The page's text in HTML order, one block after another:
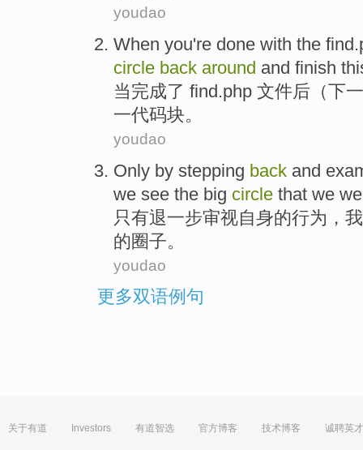
youdao
When you're done with the
circle back around and finish
当完成了 find.php 文件后（下
一代码块。
youdao
Only by stepping back and
we see the big circle that we
只有退一步审视自身的行为 ，
的 圈子。
youdao
更多双语例句
关于有道 Investors 有道智选 官方博客 技术博客 诚聘英才